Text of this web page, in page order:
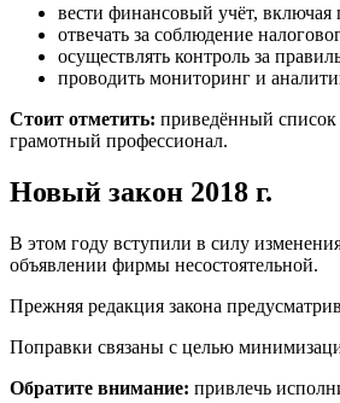
вести финансовый учёт, включая
отвечать за соблюдение
осуществлять контроль за
проводить мониторинг и
Стоит отметить: приведённый список
грамотный профессионал.
Новый закон 2018 г.
В этом году вступили в силу
объявлении фирмы несостоятельной.
Прежняя редакция закона
Поправки связаны с целью
Обратите внимание: привлечь